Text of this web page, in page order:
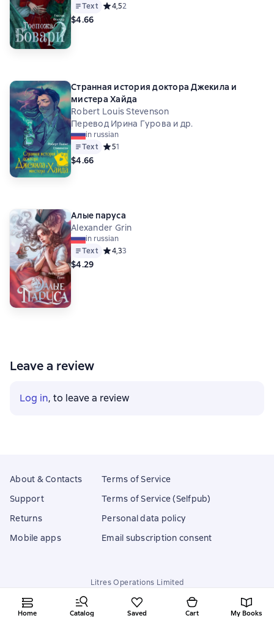
Home Catalog Saved Cart My Books
Text Средний рейтинг 4,5 на основе 2 оценок
4,52
$4.66
Странная история доктора Джекила и
мистера Хайда
Robert Louis Stevenson
Перевод Ирина Гурова и др.
in russian
Text Средний рейтинг 5 на основе 1 оценок
51
$4.66
Алые паруса
Alexander Grin
in russian
Text Средний рейтинг 4,3 на основе 3 оценок
4,33
$4.29
Leave a review
Log in, to leave a review
About & Contacts
Support
Returns
Mobile apps
Terms of Service
Terms of Service (Selfpub)
Personal data policy
Email subscription consent
Litres Operations Limited